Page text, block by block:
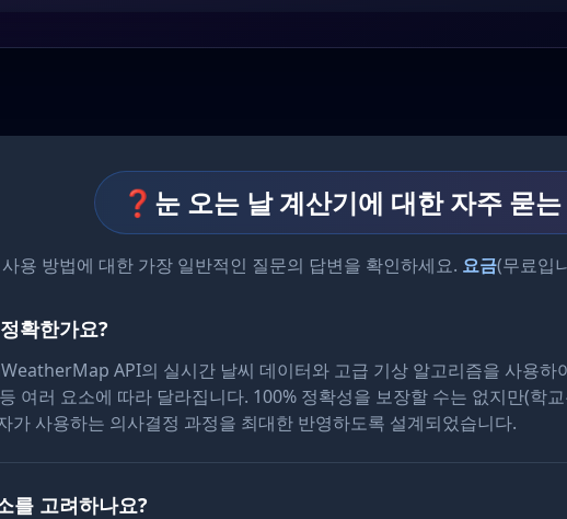
❓ 눈 오는 날 계산기에 대한 자주 묻
용 방법에 대한 가장 일반적인 질문의 답변을 확인하세요. 요금(무료입
확한가요?
API의 실시간 날씨 데이터와 고급 기상 알고리즘을 사용하
여러 요소에 따라 달라집니다. 100% 정확성을 보장할 수는 없지만(학
가 사용하는 의사결정 과정을 최대한 반영하도록 설계되었습니다.
를 고려하나요?